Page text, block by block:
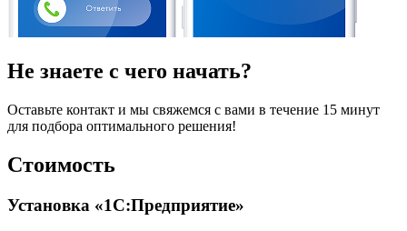
Не знаете с чего начать?
Оставьте контакт и мы свяжемся с вами в течение 15 минут
для подбора оптимального решения!
Стоимость
Установка «1С:Предприятие»